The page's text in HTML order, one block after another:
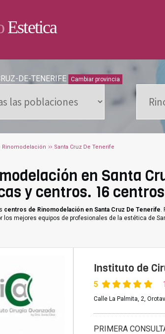
Estetica
DE-TENERIFE Cambiar provincia
Rinomodelación Santa Cruz De Tenerife
en Santa
y centros. 16
centros de Rinomodelación en Santa Cruz De Tenerife.
los mejores equipos de profesionales de la estética de
Instituto de
5
Calle La Palmita, 2,
PRIMERA